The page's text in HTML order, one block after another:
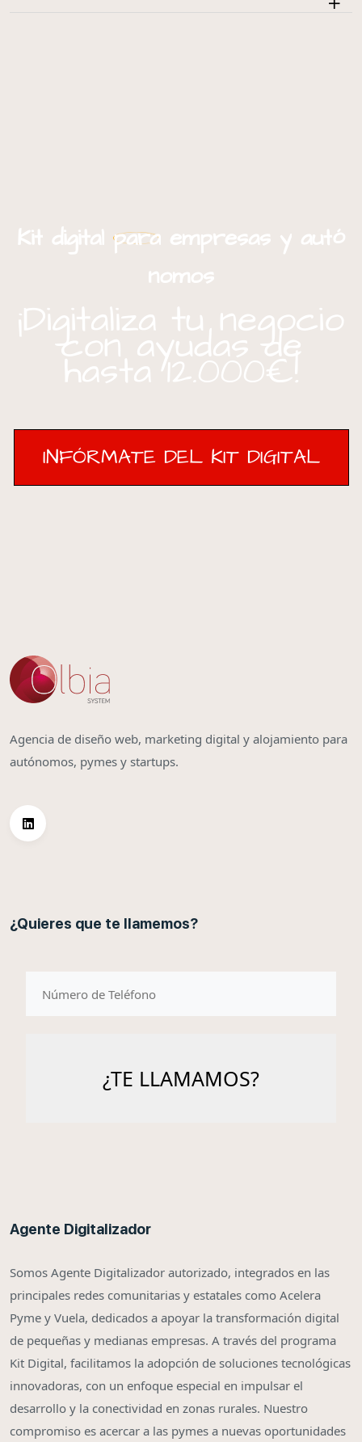
Kit digital para empresas y autó
nomos
¡Digitaliza tu negocio
con ayudas de
hasta 12.000€!
INFÓRMATE DEL KIT DIGITAL
INFÓRMATE DEL KIT DIGITAL
Agencia de diseño web, marketing digital y alojamiento para
autónomos, pymes y startups.
¿Quieres que te llamemos?
Agente Digitalizador
Somos Agente Digitalizador autorizado, integrados en las
principales redes comunitarias y estatales como Acelera
Pyme y Vuela, dedicados a apoyar la transformación digital
de pequeñas y medianas empresas. A través del programa
Kit Digital, facilitamos la adopción de soluciones tecnológicas
innovadoras, con un enfoque especial en impulsar el
desarrollo y la conectividad en zonas rurales. Nuestro
compromiso es acercar a las pymes a nuevas oportunidades